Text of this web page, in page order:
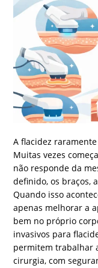
A flacidez
Muitas vezes
não responde da
definido, os braços,
Quando isso
apenas melhorar a
bem no próprio
invasivos para
permitem trabalhar
cirurgia, com